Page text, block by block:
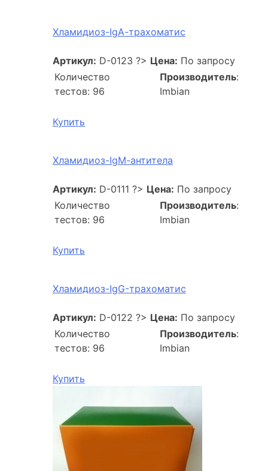
Хламидиоз-IgА-трахоматис
Артикул: D-0123 ?> Цена: По запросу
Количество
тестов: 96
Производитель:
Imbian
Купить
Хламидиоз-IgМ-антитела
Артикул: D-0111 ?> Цена: По запросу
Количество
тестов: 96
Производитель:
Imbian
Купить
Хламидиоз-IgG-трахоматис
Артикул: D-0122 ?> Цена: По запросу
Количество
тестов: 96
Производитель:
Imbian
Купить